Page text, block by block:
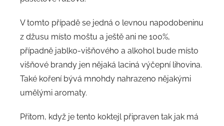
V tomto případě se jedná o levnou napodobeninu
z džusu místo moštu a ještě ani ne 100%,
případně jablko-višňového a alkohol bude místo
višňové brandy jen nějaká laciná výčepní lihovina.
Také koření bývá mnohdy nahrazeno nějakými
umělými aromaty.
Přitom, když je tento koktejl připraven tak jak má